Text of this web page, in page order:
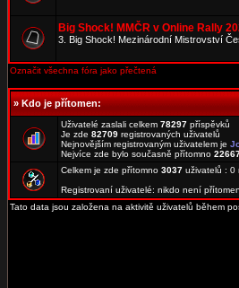
Big Shock! MMČR v Online Rally
3. Big Shock! Mezinárodní Mistrovství
Označit všechna fóra jako přečtená
»Kdo je přítomen:
Uživatelé zaslali celkem 78297 příspěvků
Je zde 82709 registrovaných uživatelů
Nejnovějším registrovaným uživatelem je
Nejvíce zde bylo současně přítomno
Celkem je zde přítomno 3037 uživatelů : 0
Registrovaní uživatelé: nikdo není přítomen
Tato data jsou založena na aktivitě uživatelů během